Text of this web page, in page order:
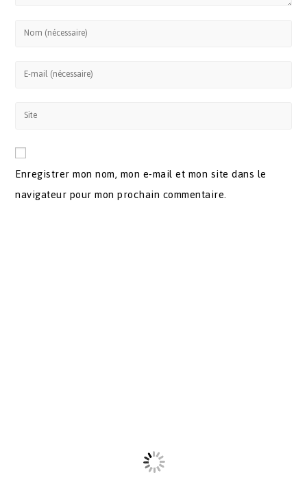
Enregistrer mon nom, mon e-mail et mon site dans le
navigateur pour mon prochain commentaire.